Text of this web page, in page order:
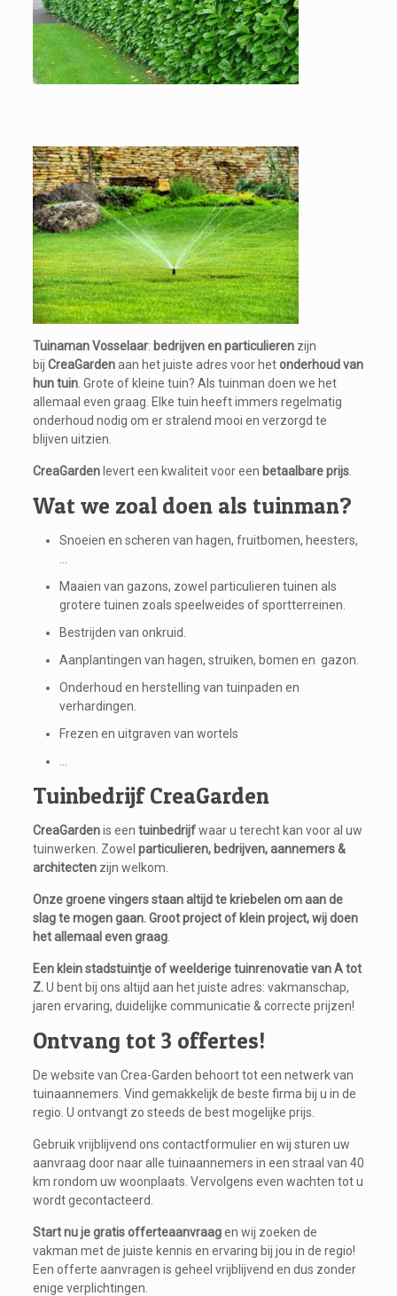
Tuinman Vosselaar
Tuinaman Vosselaar: bedrijven en particulierenzijn
bij CreaGardenaan het juiste adres voor hetonderhoud van
hun tuin. Grote of kleine tuin? Als tuinman doen we het
allemaal even graag. Elke tuin heeft immers regelmatig
onderhoud nodig om er stralend mooi en verzorgd te
blijven uitzien.
CreaGardenlevert een kwaliteit voor een betaalbare prijs.
Wat we zoal doen als tuinman?
Snoeien en scheren van hagen, fruitbomen, heesters,
Maaien van gazons, zowel particulieren tuinen als
grotere tuinen zoals speelweides of sportterreinen.
Bestrijden van onkruid.
Aanplantingen van hagen, struiken, bomen en gazon.
Onderhoud en herstelling van tuinpaden en
verhardingen.
Frezen en uitgraven van wortels
Tuinbedrijf CreaGarden
CreaGardenis een tuinbedrijfwaar u terecht kan voor al uw
tuinwerken. Zowel particulieren, bedrijven, aannemers &
architectenzijn welkom.
Onze groene vingers staan altijd te kriebelen om aan de
slag te mogen gaan.Groot project of klein project, wij doen
het allemaal even graag.
Een klein stadstuintje of weelderige tuinrenovatie van A tot
Z.U bent bij ons altijd aan het juiste adres: vakmanschap,
jaren ervaring, duidelijke communicatie & correcte prijzen!
Ontvang tot 3 offertes!
De website van Crea-Garden behoort tot een netwerk van
tuinaannemers. Vind gemakkelijk de beste firma bij u in de
regio. U ontvangt zo steeds de best mogelijke prijs.
Gebruik vrijblijvend ons contactformulier en wij sturen uw
aanvraag door naar alle tuinaannemers in een straal van 40
km rondom uw woonplaats. Vervolgens even wachten tot u
wordt gecontacteerd.
Start nu je gratisofferteaanvraagen wij zoeken de
vakman met de juiste kennis en ervaring bij jou in de regio!
Een offerte aanvragen is geheel vrijblijvend en dus zonder
enige verplichtingen.